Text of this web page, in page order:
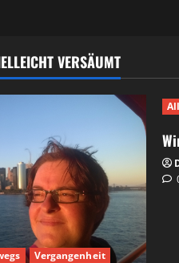
VERSÄUMT
Vergangenheit